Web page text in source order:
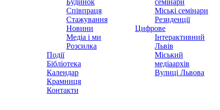
Будинок
Співпраця
Стажування
Новини
Медіа і ми
Розсилка
Події
Бібліотека
Календар
Крамниця
Контакти
семінари
Міські семінари
Резиденції
Цифрове
Інтерактивний
Львів
Міський
медіаархів
Вулиці Львова